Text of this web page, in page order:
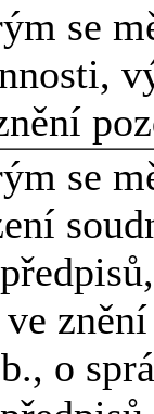
se
se
o